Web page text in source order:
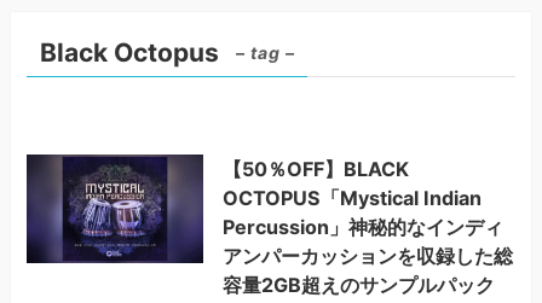
Black Octopus – tag –
【50％OFF】BLACK
OCTOPUS「Mystical Indian
Percussion」神秘的なインディ
アンパーカッションを収録した総
容量2GB超えのサンプルパック